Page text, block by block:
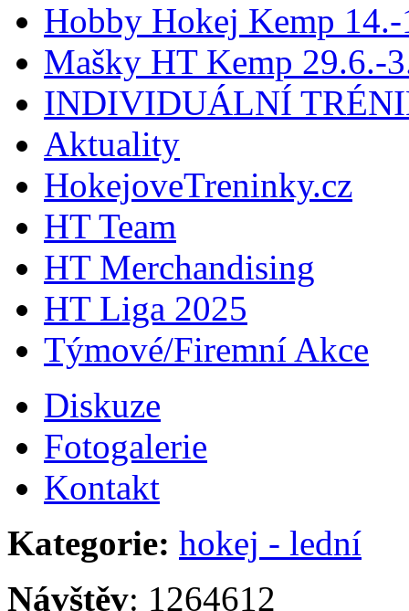
Hobby Hokej Kemp
Mašky HT Kemp 29.6.-
INDIVIDUÁLNÍ
Aktuality
HokejoveTreninky.cz
HT Team
HT Merchandising
HT Liga 2025
Týmové/Firemní Akce
Diskuze
Fotogalerie
Kontakt
Kategorie: hokej - lední
Návštěv: 1264612